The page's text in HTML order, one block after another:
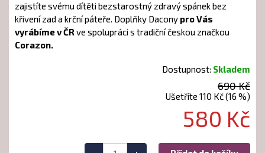
zajistíte svému dítěti bezstarostný zdravý spánek bez
křivení zad a krční páteře. Doplňky Dacony pro Vás
vyrábíme v ČR ve spolupráci s tradiční českou značkou
Corazon.
Dostupnost: Skladem
690 Kč
Ušetříte 110 Kč (16 %)
580 Kč